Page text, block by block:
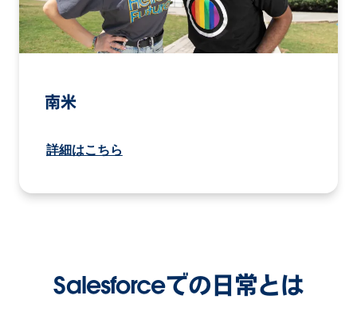
南米
詳細はこちら
Salesforceでの日常とは